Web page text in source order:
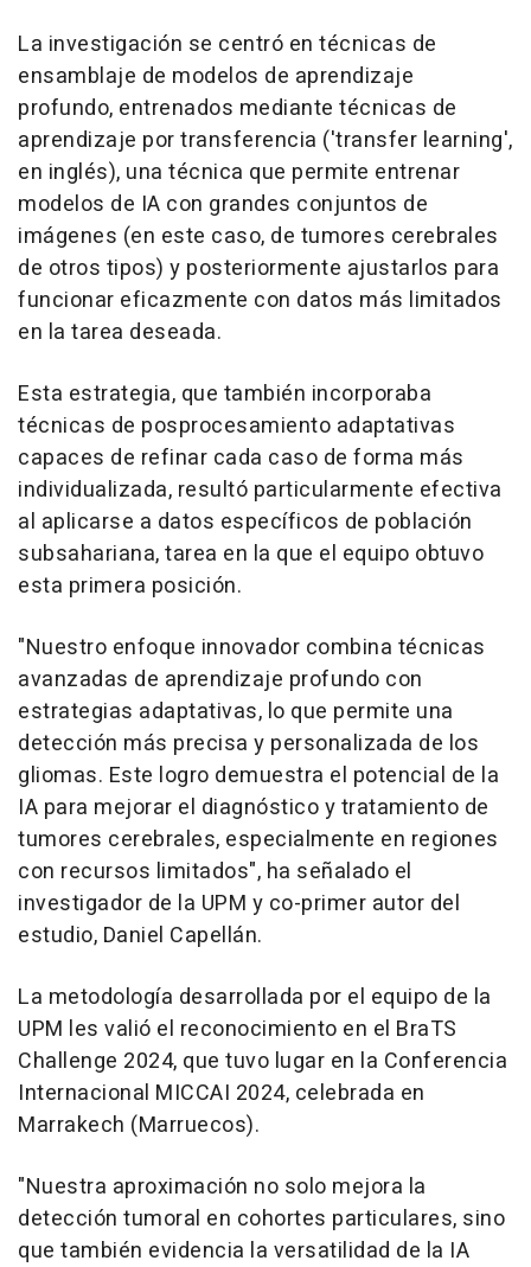
La investigación se centró en técnicas de
ensamblaje de modelos de aprendizaje
profundo, entrenados mediante técnicas de
aprendizaje por transferencia ('transfer learning',
en inglés), una técnica que permite entrenar
modelos de IA con grandes conjuntos de
imágenes (en este caso, de tumores cerebrales
de otros tipos) y posteriormente ajustarlos para
funcionar eficazmente con datos más limitados
en la tarea deseada.
Esta estrategia, que también incorporaba
técnicas de posprocesamiento adaptativas
capaces de refinar cada caso de forma más
individualizada, resultó particularmente efectiva
al aplicarse a datos específicos de población
subsahariana, tarea en la que el equipo obtuvo
esta primera posición.
"Nuestro enfoque innovador combina técnicas
avanzadas de aprendizaje profundo con
estrategias adaptativas, lo que permite una
detección más precisa y personalizada de los
gliomas. Este logro demuestra el potencial de la
IA para mejorar el diagnóstico y tratamiento de
tumores cerebrales, especialmente en regiones
con recursos limitados", ha señalado el
investigador de la UPM y co-primer autor del
estudio, Daniel Capellán.
La metodología desarrollada por el equipo de la
UPM les valió el reconocimiento en el BraTS
Challenge 2024, que tuvo lugar en la Conferencia
Internacional MICCAI 2024, celebrada en
Marrakech (Marruecos).
"Nuestra aproximación no solo mejora la
detección tumoral en cohortes particulares, sino
que también evidencia la versatilidad de la IA